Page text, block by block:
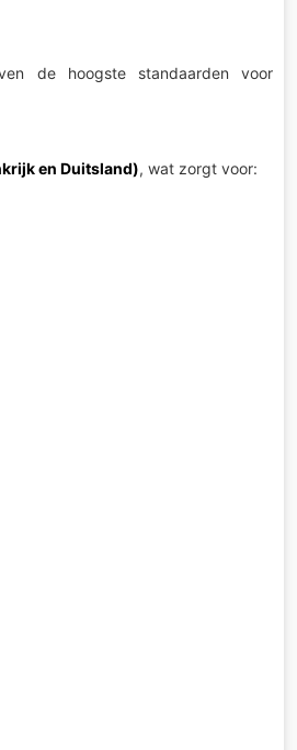
de hoogste standaarden voor
en Duitsland), wat zorgt voor: